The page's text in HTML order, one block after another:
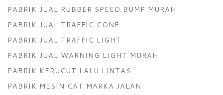
PABRIK JUAL RUBBER SPEED BUMP MURAH
PABRIK JUAL TRAFFIC CONE
PABRIK JUAL TRAFFIC LIGHT
PABRIK JUAL WARNING LIGHT MURAH
PABRIK KERUCUT LALU LINTAS
PABRIK MESIN CAT MARKA JALAN